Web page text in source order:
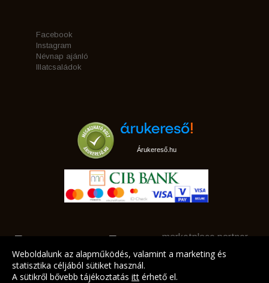
Facebook
Instagram
Névnap ajánló
Illatcsaládok
Árukereső.hu
marketplace partner
Weboldalunk az alapműködés, valamint a marketing és
statisztika céljából sütiket használ.
A sütikről bővebb tájékoztatás itt érhető el.